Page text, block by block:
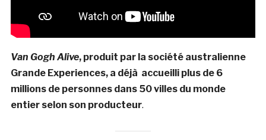
Van Gogh Alive, produit par la société australienne
Grande Experiences, a déjà accueilli plus de 6
millions de personnes dans 50 villes du monde
entier selon son producteur.